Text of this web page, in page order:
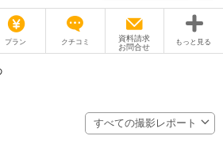
プラン クチコミ
資料請求
お問合せ
もっと見る
ブログ
すべての撮影レポート